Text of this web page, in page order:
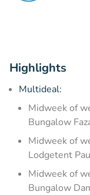
Highlights
Multideal:
Midweek of
Bungalow
Midweek of
Lodgetent
Midweek of
Bungalow